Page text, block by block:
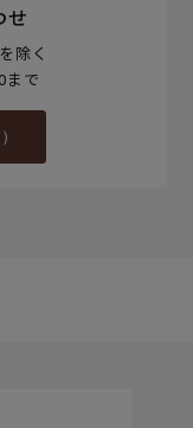
せ
除く
まで